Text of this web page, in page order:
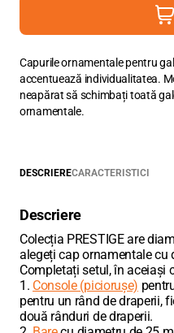
Capurile ornamentale pentru
accentuează individualitatea.
neapărat să schimbați toată
ornamentale.
DESCRIERECARACTERISTICI
Descriere
Colecția PRESTIGE are
alegeți cap ornamentale cu
Completați setul, în aceiași
1. Console (piciorușe)
pentru un rând de draperii,
două rânduri de draperii.